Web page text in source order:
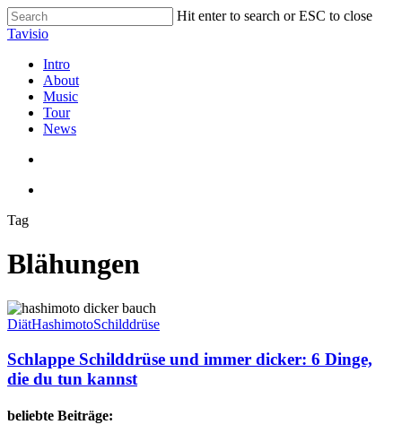
Skip
to
content
Hit enter to search or ESC to close
Close
Tavisio
search
Menu
Intro
About
Music
Tour
News
Tag
Blähungen
Schlappe
Schilddrüse
immer
dicker:
6
die
DiätHashimotoSchilddrüse
Schlappe Schilddrüse und immer dicker: 6 Dinge,
die du tun kannst
beliebte Beiträge: